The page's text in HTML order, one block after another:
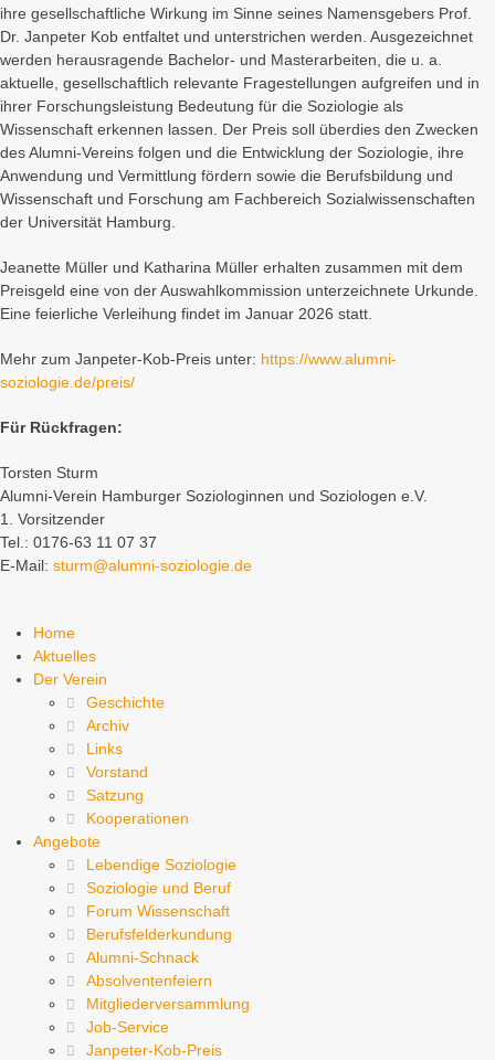
ihre gesellschaftliche Wirkung im Sinne seines Namensgebers Prof.
Dr. Janpeter Kob entfaltet und unterstrichen werden. Ausgezeichnet
werden herausragende Bachelor- und Masterarbeiten, die u. a.
aktuelle, gesellschaftlich relevante Fragestellungen aufgreifen und in
ihrer Forschungsleistung Bedeutung für die Soziologie als
Wissenschaft erkennen lassen. Der Preis soll überdies den Zwecken
des Alumni-Vereins folgen und die Entwicklung der Soziologie, ihre
Anwendung und Vermittlung fördern sowie die Berufsbildung und
Wissenschaft und Forschung am Fachbereich Sozialwissenschaften
der Universität Hamburg.
Jeanette Müller und Katharina Müller erhalten zusammen mit dem
Preisgeld eine von der Auswahlkommission unterzeichnete Urkunde.
Eine feierliche Verleihung findet im Januar 2026 statt.
Mehr zum Janpeter-Kob-Preis unter: https://www.alumni-
soziologie.de/preis/
Für Rückfragen:
Torsten Sturm
Alumni-Verein Hamburger Soziologinnen und Soziologen e.V.
1. Vorsitzender
Tel.: 0176-63 11 07 37
E-Mail: sturm@alumni-soziologie.de
Home
Aktuelles
Der Verein
Geschichte
Archiv
Links
Vorstand
Satzung
Kooperationen
Angebote
Lebendige Soziologie
Soziologie und Beruf
Forum Wissenschaft
Berufsfelderkundung
Alumni-Schnack
Absolventenfeiern
Mitgliederversammlung
Job-Service
Janpeter-Kob-Preis